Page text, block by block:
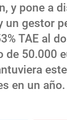
y pone a
gestor
TAE al
50.000
en un año.